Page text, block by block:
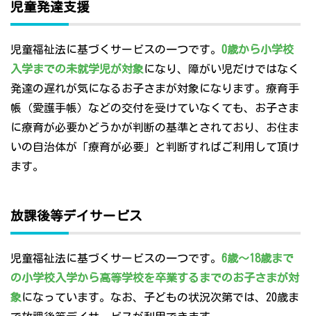
児童発達支援
児童福祉法に基づくサービスの一つです。 0歳から小学校
入学までの未就学児が対象になり、障がい児だけではなく
発達の遅れが気になるお子さまが対象になります。療育手
帳（愛護手帳）などの交付を受けていなくても、お子さま
に療育が必要かどうかが判断の基準とされており、お住ま
いの自治体が「療育が必要」と判断すればご利用して頂け
ます。
放課後等デイサービス
児童福祉法に基づくサービスの一つです。 6歳～18歳まで
の小学校入学から高等学校を卒業するまでのお子さまが対
象になっています。なお、子どもの状況次第では、20歳ま